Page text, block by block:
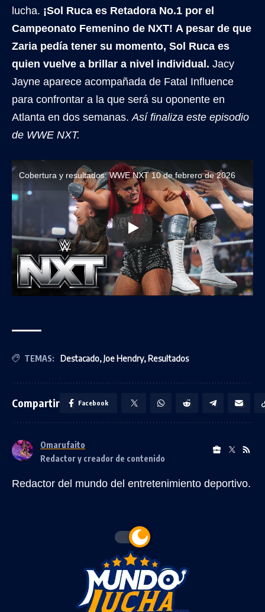
lucha. ¡Sol Ruca es Retadora No.1 por el
Campeonato Femenino de NXT! A pesar de que
Zaria pedía tener su momento, Sol Ruca es
quien vuelve a brillar a nivel individual. Jacy
Jayne aparece acompañada de Fatal Influence
para confrontar a la que será su oponente en
Atlanta en dos semanas.Así finaliza este episodio
de WWE NXT.
Cobertura y resultados: WWE NXT 10 de febrero de 2026
TEMAS: Destacado,Joe Hendry,Resultados
Compartir Facebook
Omarufaito
Redactor y creador de contenido
Redactor del mundo del entretenimiento deportivo.